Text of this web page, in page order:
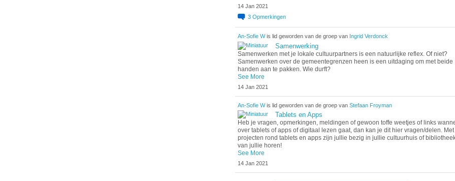
14 Jan 2021
3 Opmerkingen
An-Sofie Wis lid geworden van de groep van Ingrid Verdonck
Samenwerking
Samenwerken met je lokale cultuurpartners is een natuurlijke reflex. Of niet?
Samenwerken over de gemeentegrenzen heen is een uitdaging om met beide
handen aan te pakken. Wie durft?
See More
14 Jan 2021
An-Sofie Wis lid geworden van de groep van Stefaan Froyman
Tablets en Apps
Heb je vragen, opmerkingen, meldingen of gewoon toffe weetjes of links
over tablets of apps of digitaal lezen gaat, dan kan je dit hier vragen/delen.
projecten rond tablets en apps zijn jullie bezig in jullie cultuurhuis of
van jullie horen!
See More
14 Jan 2021